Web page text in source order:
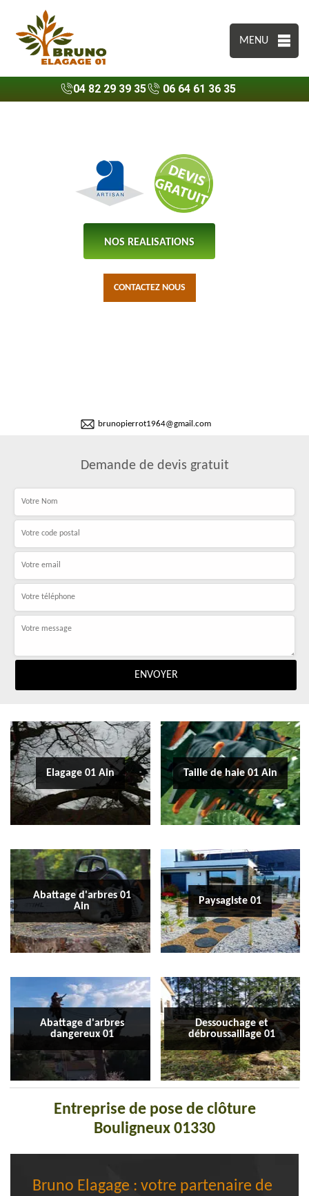
MENU
04 82 29 39 35 06 64 61 36 35
NOS REALISATIONS
CONTACTEZ NOUS
brunopierrot1964@gmail.com
Demande de devis gratuit
Elagage 01 Ain Taille de haie 01 Ain
Abattage d'arbres 01
Ain
Paysagiste 01
Abattage d'arbres
dangereux 01
Dessouchage et
débroussaillage 01
Entreprise de pose de clôture
Bouligneux 01330
Bruno Elagage : votre partenaire de